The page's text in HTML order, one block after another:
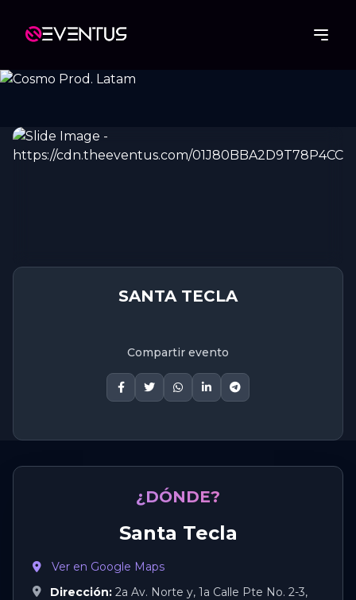
SANTA TECLA
Compartir evento
¿DÓNDE?
Santa Tecla
Ver en Google Maps
Dirección:2a Av. Norte y, 1a Calle Pte No. 2-3,